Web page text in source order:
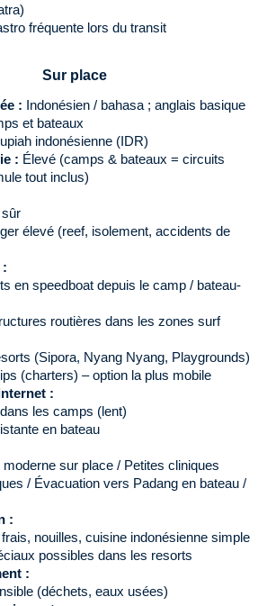
fréquente lors du transit
Sur place
: Indonésien / bahasa ; anglais basique
et bateaux
indonésienne (IDR)
: Élevé (camps & bateaux = circuits
tout inclus)
élevé (reef, isolement, accidents de
:
en speedboat depuis le camp / bateau-
routières dans les zones surf
(Sipora, Nyang Nyang, Playgrounds)
(charters) – option la plus mobile
:
les camps (lent)
en bateau
moderne sur place / Petites cliniques
/ Évacuation vers Padang en bateau /
:
nouilles, cuisine indonésienne simple
possibles dans les resorts
:
(déchets, eaux usées)